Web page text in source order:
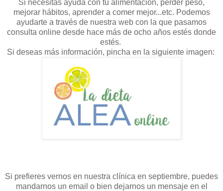
Si necesitas ayuda con tu alimentación, perder peso,
mejorar hábitos, aprender a comer mejor...etc. Podemos
ayudarte a través de nuestra web con la que pasamos
consulta online desde hace más de ocho años estés donde
estés.
Si deseas más información, pincha en la siguiente imagen:
Si prefieres vernos en nuestra clínica en septiembre, puedes
mandarnos un email o bien dejarnos un mensaje en el